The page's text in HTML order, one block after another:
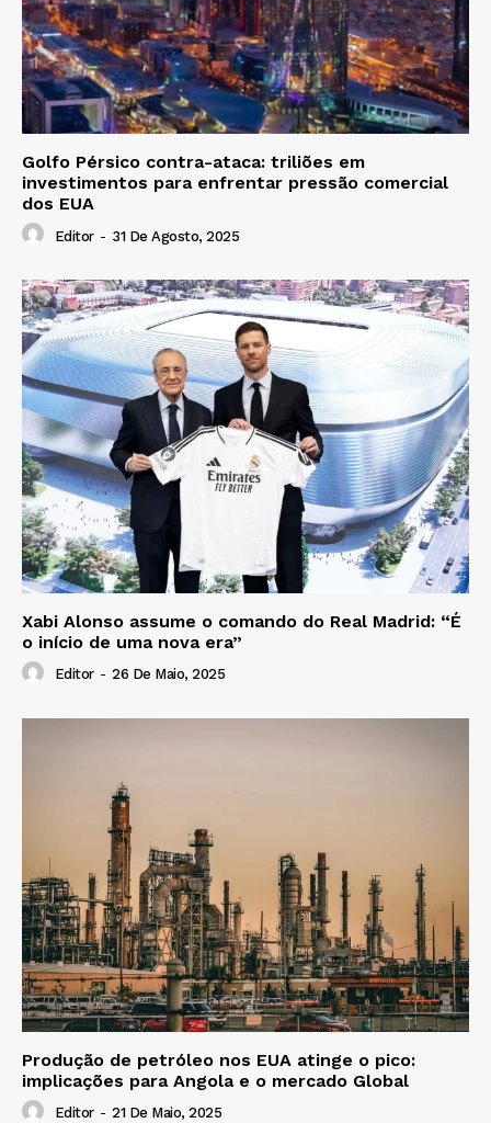
Golfo Pérsico contra-ataca: triliões em
investimentos para enfrentar pressão comercial
dos EUA
Editor - 31 De Agosto, 2025
Xabi Alonso assume o comando do Real Madrid: “É
o início de uma nova era”
Editor - 26 De Maio, 2025
Produção de petróleo nos EUA atinge o pico:
implicações para Angola e o mercado Global
Editor - 21 De Maio, 2025